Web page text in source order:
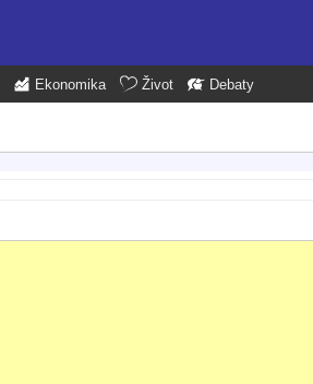
Ekonomika Život Debaty